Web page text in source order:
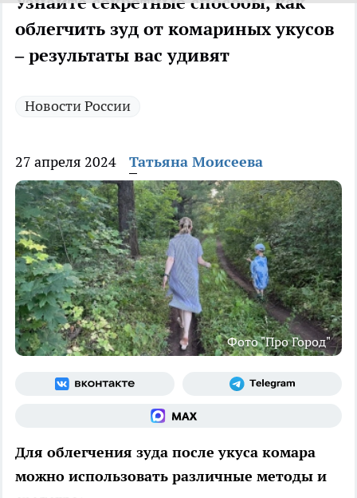
облегчить зуд от комариных укусов
– результаты вас удивят
Новости России
27 апреля 2024 Татьяна Моисеева
Фото "Про Город"
Для облегчения зуда после укуса комара
можно использовать различные методы и